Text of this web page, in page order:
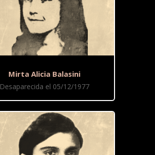
Mirta Alicia Balasini
Desaparecida el 05/12/1977